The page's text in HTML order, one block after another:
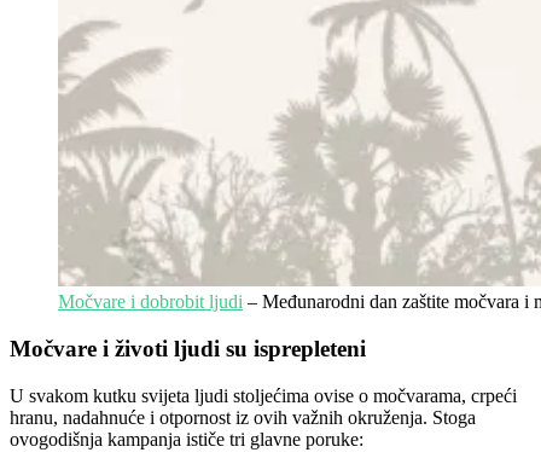
Močvare i dobrobit ljudi – Međunarodni dan zaštite močvara i
Močvare i životi ljudi su isprepleteni
U svakom kutku svijeta ljudi stoljećima ovise o močvarama, crpeći
hranu, nadahnuće i otpornost iz ovih važnih okruženja. Stoga
ovogodišnja kampanja ističe tri glavne poruke: